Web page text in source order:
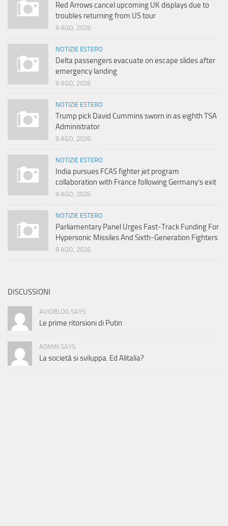
Red Arrows cancel upcoming UK displays due to
troubles returning from US tour
9 AGO, 2026
NOTIZIE ESTERO
Delta passengers evacuate on escape slides after
emergency landing
9 AGO, 2026
NOTIZIE ESTERO
Trump pick David Cummins sworn in as eighth TSA
Administrator
9 AGO, 2026
NOTIZIE ESTERO
India pursues FCAS fighter jet program
collaboration with France following Germany’s exit
9 AGO, 2026
NOTIZIE ESTERO
Parliamentary Panel Urges Fast-Track Funding For
Hypersonic Missiles And Sixth-Generation Fighters
8 AGO, 2026
DISCUSSIONI
AVIOBLOG SAYS:
Le prime ritorsioni di Putin
ADMIN SAYS:
La società si sviluppa. Ed Alitalia?